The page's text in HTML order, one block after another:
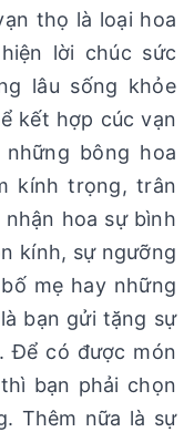
thọ là loại hoa
lời chúc sức
lâu sống khỏe
kết hợp cúc vạn
bông hoa
kính trọng, trân
hoa sự bình
kính, sự ngưỡng
mẹ hay những
bạn gửi tặng sự
Để có được món
bạn phải chọn
Thêm nữa là sự